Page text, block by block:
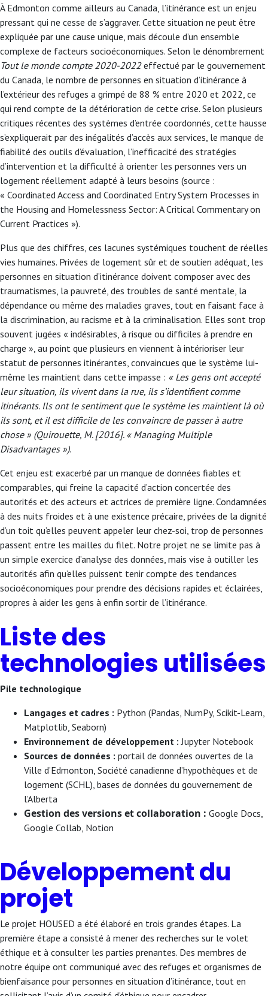
À Edmonton comme ailleurs au Canada, l’itinérance est un enjeu
pressant qui ne cesse de s’aggraver. Cette situation ne peut être
expliquée par une cause unique, mais découle d’un ensemble
complexe de facteurs socioéconomiques. Selon le dénombrement
Tout le monde compte 2020-2022effectué par le gouvernement
du Canada, le nombre de personnes en situation d’itinérance à
l’extérieur des refuges a grimpé de 88 % entre 2020 et 2022, ce
qui rend compte de la détérioration de cette crise. Selon plusieurs
critiques récentes des systèmes d’entrée coordonnés, cette hausse
s’expliquerait par des inégalités d’accès aux services, le manque de
fiabilité des outils d’évaluation, l’inefficacité des stratégies
d’intervention et la difficulté à orienter les personnes vers un
logement réellement adapté à leurs besoins (source :
« Coordinated Access and Coordinated Entry System Processes in
the Housing and Homelessness Sector: A Critical Commentary on
Current Practices »).
Plus que des chiffres, ces lacunes systémiques touchent de réelles
vies humaines. Privées de logement sûr et de soutien adéquat, les
personnes en situation d’itinérance doivent composer avec des
traumatismes, la pauvreté, des troubles de santé mentale, la
dépendance ou même des maladies graves, tout en faisant face à
la discrimination, au racisme et à la criminalisation. Elles sont trop
souvent jugées « indésirables, à risque ou difficiles à prendre en
charge », au point que plusieurs en viennent à intérioriser leur
statut de personnes itinérantes, convaincues que le système lui-
même les maintient dans cette impasse : « Les gens ont accepté
leur situation, ils vivent dans la rue, ils s’identifient comme
itinérants. Ils ont le sentiment que le système les maintient là où
ils sont, et il est difficile de les convaincre de passer à autre
chose » (Quirouette, M. [2016]. « Managing Multiple
Disadvantages »).
Cet enjeu est exacerbé par un manque de données fiables et
comparables, qui freine la capacité d’action concertée des
autorités et des acteurs et actrices de première ligne. Condamnées
à des nuits froides et à une existence précaire, privées de la dignité
d’un toit qu’elles peuvent appeler leur chez-soi, trop de personnes
passent entre les mailles du filet. Notre projet ne se limite pas à
un simple exercice d’analyse des données, mais vise à outiller les
autorités afin qu’elles puissent tenir compte des tendances
socioéconomiques pour prendre des décisions rapides et éclairées,
propres à aider les gens à enfin sortir de l’itinérance.
Liste des
technologies utilisées
Pile technologique
Langages et cadres : Python (Pandas, NumPy, Scikit-Learn,
Matplotlib, Seaborn)
Environnement de développement : Jupyter Notebook
Sources de données : portail de données ouvertes de la
Ville d’Edmonton, Société canadienne d’hypothèques et de
logement (SCHL), bases de données du gouvernement de
l’Alberta
Gestion des versions et collaboration : Google Docs,
Google Collab, Notion
Développement du
projet
Le projet HOUSED a été élaboré en trois grandes étapes. La
première étape a consisté à mener des recherches sur le volet
éthique et à consulter les parties prenantes. Des membres de
notre équipe ont communiqué avec des refuges et organismes de
bienfaisance pour personnes en situation d’itinérance, tout en